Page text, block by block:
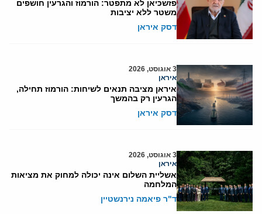
פזשכיאן לא מתפטר: הורמוז והגרעין חושפים
משטר ללא יציבות
דסק איראן
3 אוגוסט, 2026
איראן
איראן מציבה תנאים לשיחות: הורמוז תחילה,
הגרעין רק בהמשך
דסק איראן
3 אוגוסט, 2026
איראן
אשליית השלום אינה יכולה למחוק את מציאות
המלחמה
ד"ר פיאמה נירנשטיין